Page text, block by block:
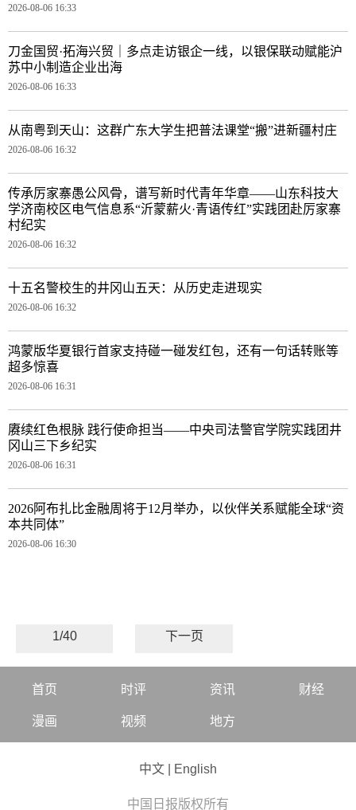
2026-08-06 16:33
刀金国贸·拓海兴贸｜多点走访银企一线，以银保联动赋能沪
苏中小制造企业出海
2026-08-06 16:33
从南粤到天山：这群广东大学生把普法课堂“搬”进新疆村庄
2026-08-06 16:32
传承厉家寨愚公风骨，谱写新时代青年华章——山东科技大
学济南校区电气信息系“沂蒙薪火·青语传红”实践团赴厉家寨
村纪实
2026-08-06 16:32
十五名警校生的井冈山五天：从历史走进现实
2026-08-06 16:32
鸿蒙版华夏银行首家支持碰一碰发红包，还有一句话转账等
超多惊喜
2026-08-06 16:31
赓续红色根脉 践行使命担当——中央司法警官学院实践团井
冈山三下乡纪实
2026-08-06 16:31
2026阿布扎比金融周将于12月举办，以伙伴关系赋能全球“资
本共同体”
2026-08-06 16:30
1/40 下一页
首页 时评 资讯 财经
漫画 视频 地方
中文 English
中国日报版权所有